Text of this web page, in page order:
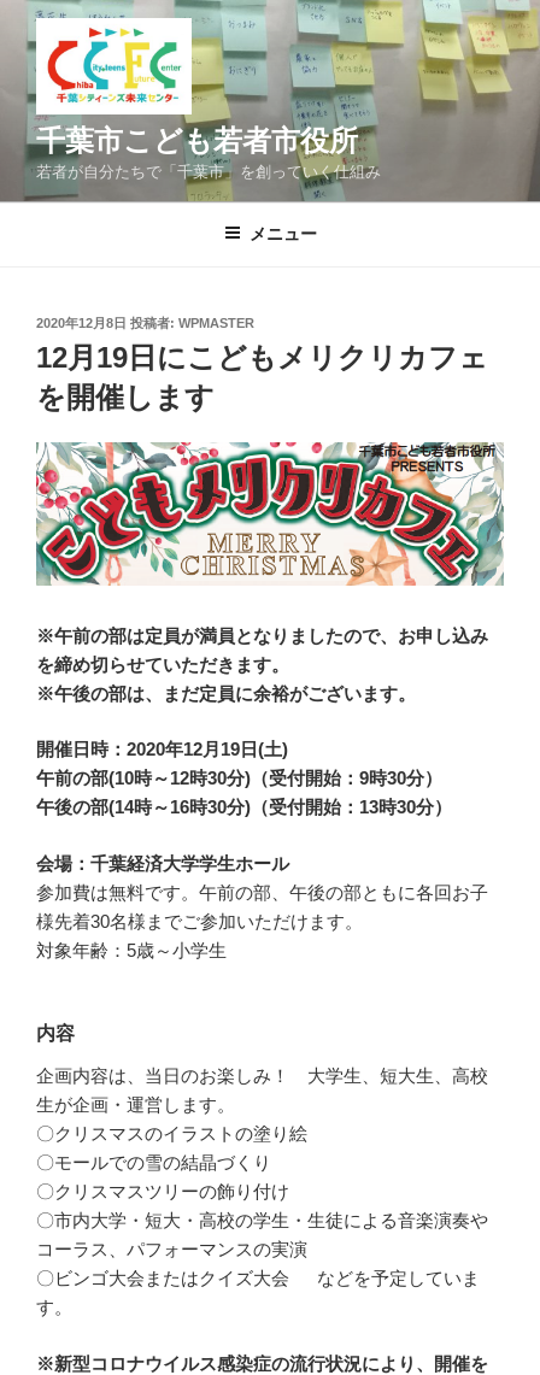
千葉市こども若者市役所
若者が自分たちで「千葉市」を創っていく仕組み
メニュー
投
稿
日:
2020年12月8日 投稿者: WPMASTER
12月19日にこどもメリクリカフェ
を開催します
※午前の部は定員が満員となりましたので、お申し込み
を締め切らせていただきます。
※午後の部は、まだ定員に余裕がございます。
開催日時：2020年12月19日(土)
午前の部(10時～12時30分)（受付開始：9時30分）
午後の部(14時～16時30分)（受付開始：13時30分）
会場：千葉経済大学学生ホール
参加費は無料です。午前の部、午後の部ともに各回お子
様先着30名様までご参加いただけます。
対象年齢：5歳～小学生
内容
企画内容は、当日のお楽しみ！ 大学生、短大生、高校
生が企画・運営します。
〇クリスマスのイラストの塗り絵
〇モールでの雪の結晶づくり
〇クリスマスツリーの飾り付け
〇市内大学・短大・高校の学生・生徒による音楽演奏や
コーラス、パフォーマンスの実演
〇ビンゴ大会またはクイズ大会 などを予定していま
す。
※新型コロナウイルス感染症の流行状況により、開催を